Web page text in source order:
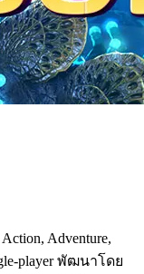
Adventure,
player พัฒนาโดย